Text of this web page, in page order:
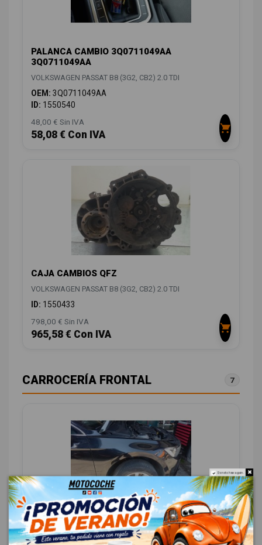
PALANCA CAMBIO 3Q0711049AA
3Q0711049AA
VOLKSWAGEN PASSAT B8 (3G2, CB2) 2.0 TDI
OEM: 3Q0711049AA
ID: 1550540
48,00 € Sin IVA
58,08 € Con IVA
CAJA CAMBIOS QFZ
VOLKSWAGEN PASSAT B8 (3G2, CB2) 2.0 TDI
ID: 1550433
798,00 € Sin IVA
965,58 € Con IVA
CARROCERÍA FRONTAL 7
ALETA DELANTERA DERECHA 3G0821022B
3G0821022B VG0563033
Do not show again.